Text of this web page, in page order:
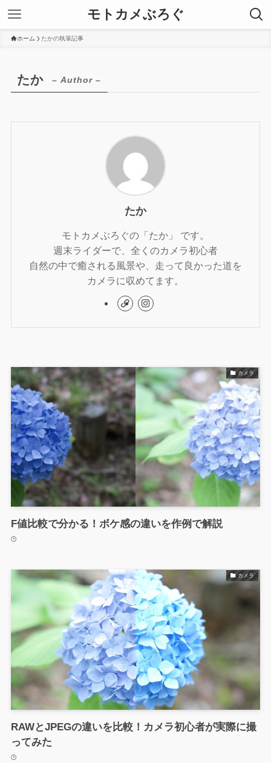
モトカメぶろぐ
ホーム たかの執筆記事
たか – Author –
たか
モトカメぶろぐの「たか」 です。
週末ライダーで、全くのカメラ初心者
自然の中で癒される風景や、走って良かった道を
カメラに収めてます。
カメラ
F値比較で分かる！ボケ感の違いを作例で解説
カメラ
RAWとJPEGの違いを比較！カメラ初心者が実際に撮
ってみた